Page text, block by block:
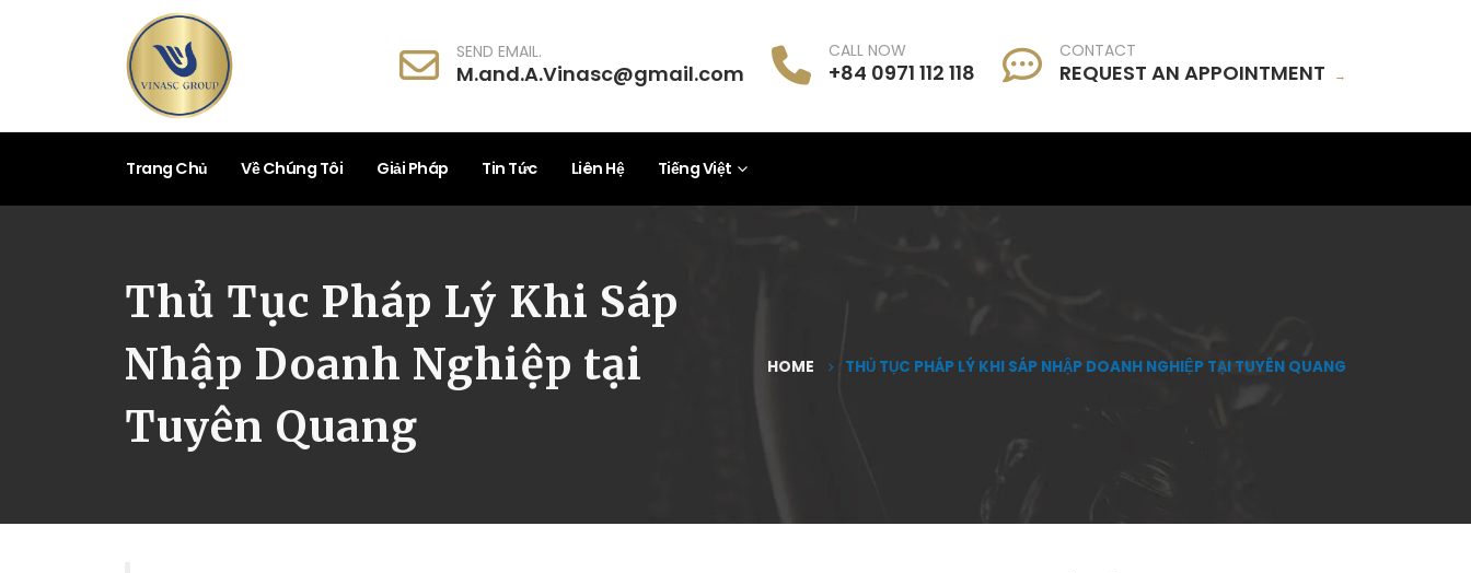
SEND EMAIL.
M.and.A.Vinasc@gmail.com
CALL NOW
+84 0971 112 118
CONTACT
REQUEST AN APPOINTMENT →
Trang Chủ Về Chúng Tôi Giải Pháp Tin Tức Liên Hệ Tiếng Việt
Thủ Tục Pháp Lý Khi Sáp
Nhập Doanh Nghiệp tại
Tuyên Quang
HOME THỦ TỤC PHÁP LÝ KHI SÁP NHẬP DOANH NGHIỆP TẠI TUYÊN QUANG